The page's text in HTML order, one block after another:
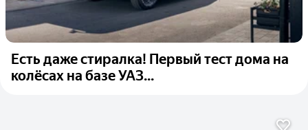
Есть даже стиралка! Первый тест дома на
колёсах на базе УАЗ...